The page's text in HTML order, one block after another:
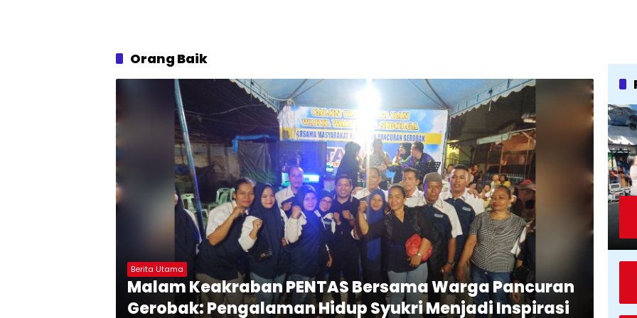
Orang Baik
Berita Utama
Malam Keakraban PENTAS Bersama Warga Pancuran
Gerobak: Pengalaman Hidup Syukri Menjadi Inspirasi